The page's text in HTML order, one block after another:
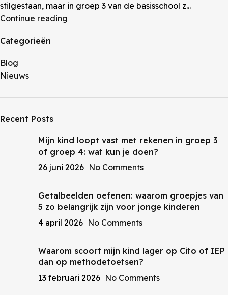
stilgestaan, maar in groep 3 van de basisschool z...
Continue reading
Categorieën
Blog
Nieuws
Recent Posts
Mijn kind loopt vast met rekenen in groep 3
of groep 4: wat kun je doen?
26 juni 2026 No Comments
Getalbeelden oefenen: waarom groepjes van
5 zo belangrijk zijn voor jonge kinderen
4 april 2026 No Comments
Waarom scoort mijn kind lager op Cito of IEP
dan op methodetoetsen?
13 februari 2026 No Comments